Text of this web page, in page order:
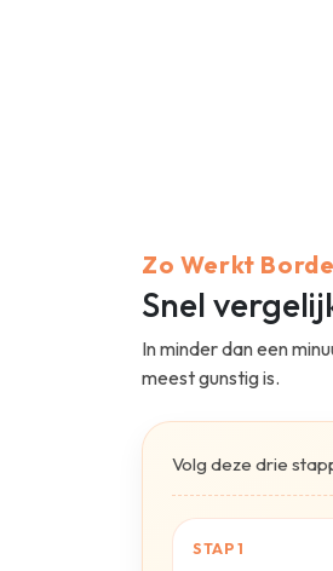
Zo Werkt
Snel
In minder dan een
meest gunstig is.
Volg deze drie
STAP 1